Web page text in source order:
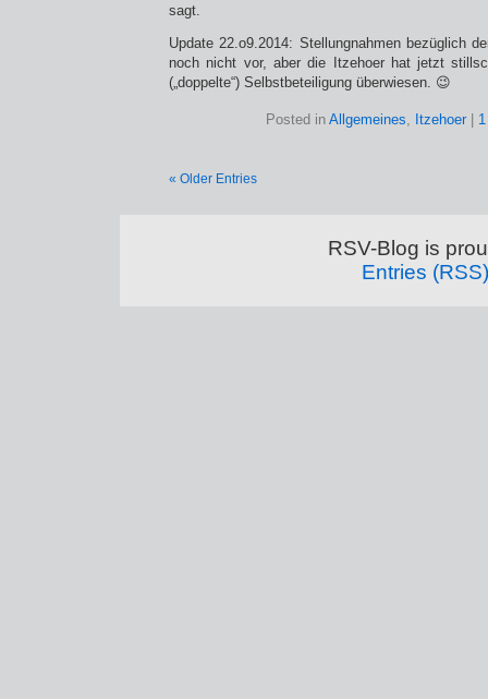
sagt.
Update 22.o9.2014: Stellungnahmen bezüglich
noch nicht vor, aber die Itzehoer hat jetzt
(„doppelte“) Selbstbeteiligung überwiesen. 😉
Posted in Allgemeines, Itzehoer|
« Older Entries
RSV-Blog is
Entries (RSS)